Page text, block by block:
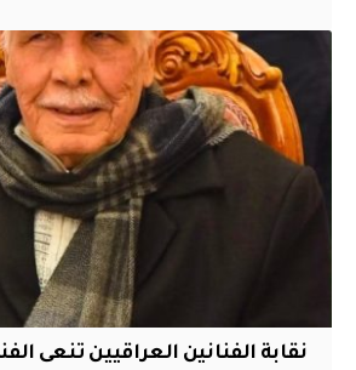
نقابة الفنانين العراقيين تنعى